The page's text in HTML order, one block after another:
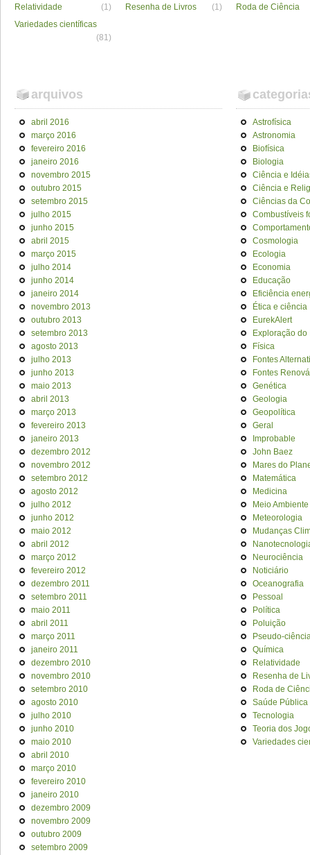
Relatividade (1) Resenha de Livros (1)
Roda de Ciência
Variedades científicas
(81)
arquivos
abril 2016
março 2016
fevereiro 2016
janeiro 2016
novembro 2015
outubro 2015
setembro 2015
julho 2015
junho 2015
abril 2015
março 2015
julho 2014
junho 2014
janeiro 2014
novembro 2013
outubro 2013
setembro 2013
agosto 2013
julho 2013
junho 2013
maio 2013
abril 2013
março 2013
fevereiro 2013
janeiro 2013
dezembro 2012
novembro 2012
setembro 2012
agosto 2012
julho 2012
junho 2012
maio 2012
abril 2012
março 2012
fevereiro 2012
dezembro 2011
setembro 2011
maio 2011
abril 2011
março 2011
janeiro 2011
dezembro 2010
novembro 2010
setembro 2010
agosto 2010
julho 2010
junho 2010
maio 2010
abril 2010
março 2010
fevereiro 2010
janeiro 2010
dezembro 2009
novembro 2009
outubro 2009
setembro 2009
Astrofísica
Astronomia
Biofísica
Biologia
Ciência e
Ciência e
Ciências da
Combustíveis
Cosmologia
Ecologia
Economia
Educação
Eficiência
Ética e ciência
EurekAlert
Exploração do
Física
Fontes
Fontes
Genética
Geologia
Geopolítica
Geral
Improbable
John Baez
Mares do
Matemática
Medicina
Meio Ambiente
Meteorologia
Mudanças
Neurociência
Noticiário
Oceanografia
Pessoal
Política
Poluição
Pseudo-
Química
Relatividade
Resenha de
Roda de
Saúde Pública
Tecnologia
Teoria dos
Variedades